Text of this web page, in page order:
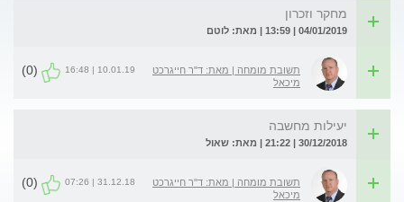
מחקר וזכרון
04/01/2019 | 13:59 | מאת: לוטם
תשובת מומחה | מאת: ד"ר חייגרכט
מיכאל
10.01.19 | 16:48
(0)
יעילות מחשבה
30/12/2018 | 21:22 | מאת: שאול
תשובת מומחה | מאת: ד"ר חייגרכט
מיכאל
31.12.18 | 07:26
(0)